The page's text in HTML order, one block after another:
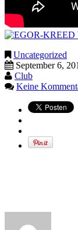
Uncategorized
September 6,
Club
Keine